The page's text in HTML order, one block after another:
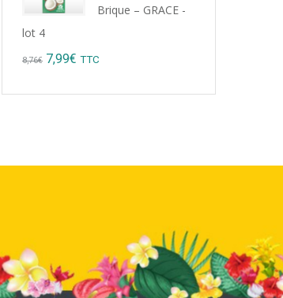
Brique – GRACE -
lot 4
8,76€ Original
7,99€ Current
TTC